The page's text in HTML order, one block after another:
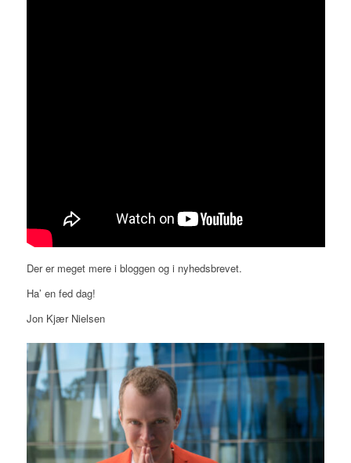
Der er meget mere i bloggen og i nyhedsbrevet.
Ha’ en fed dag!
Jon Kjær Nielsen